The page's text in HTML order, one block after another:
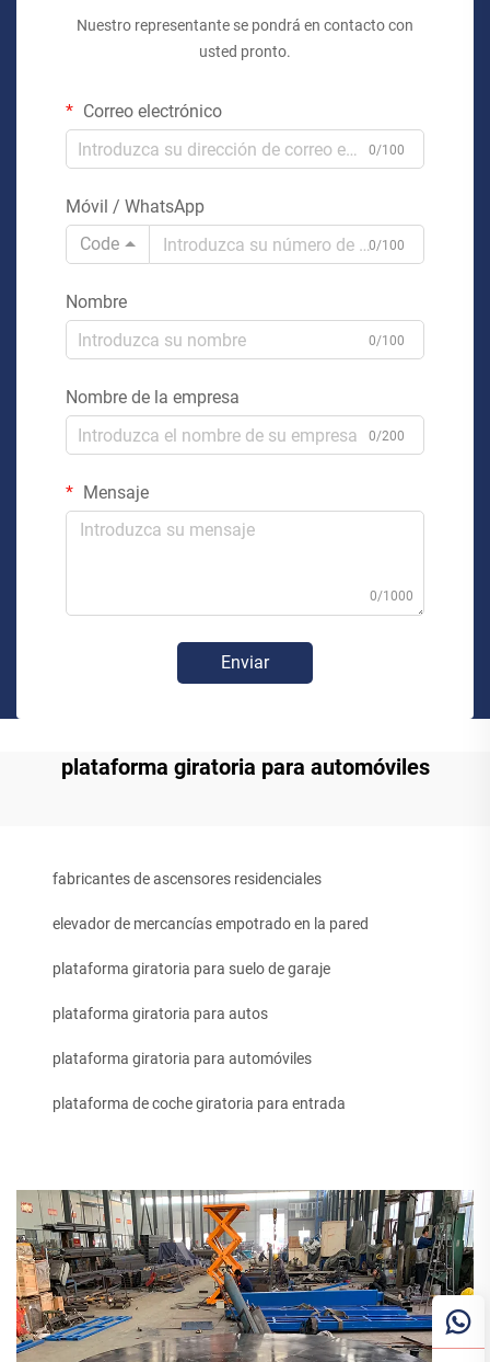
Nuestro representante se pondrá en contacto con
usted pronto.
Correo electrónico
0/100
Móvil / WhatsApp
Code
0/100
Nombre
0/100
Nombre de la empresa
0/200
Mensaje
0/1000
Enviar
plataforma giratoria para automóviles
fabricantes de ascensores residenciales
elevador de mercancías empotrado en la pared
plataforma giratoria para suelo de garaje
plataforma giratoria para autos
plataforma giratoria para automóviles
plataforma de coche giratoria para entrada